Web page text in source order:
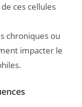
ces cellules
chroniques ou
impacter le